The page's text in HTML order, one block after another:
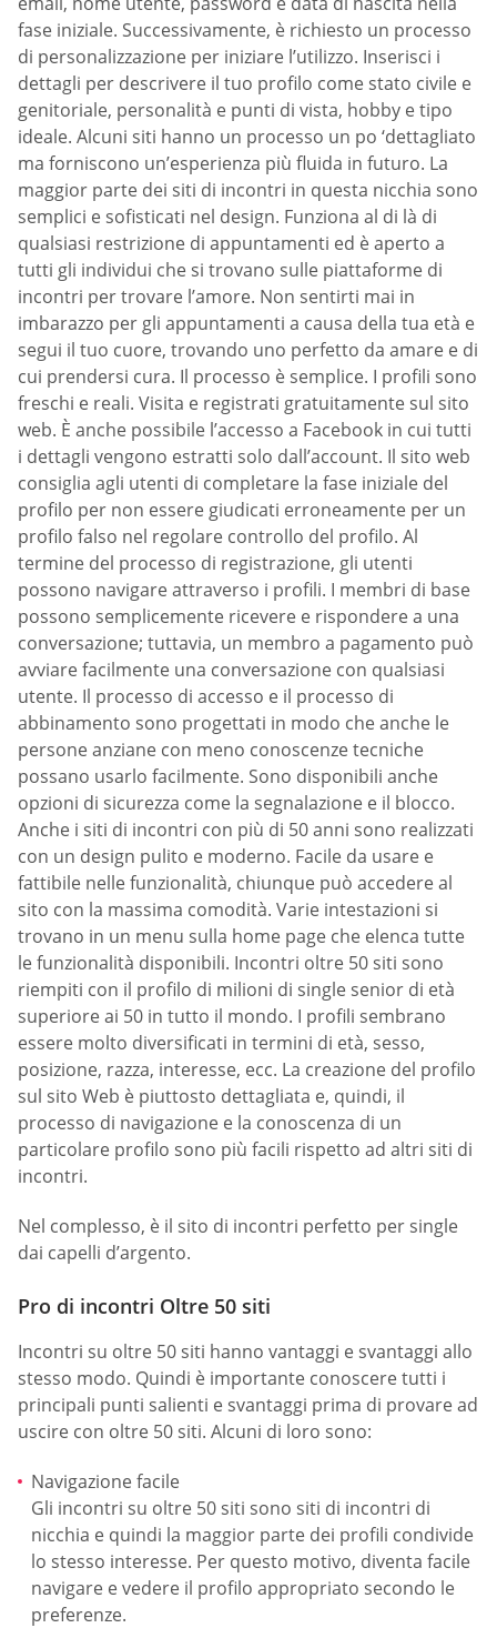
fase iniziale. Successivamente, è richiesto un processo
di personalizzazione per iniziare l’utilizzo. Inserisci i
dettagli per descrivere il tuo profilo come stato civile e
genitoriale, personalità e punti di vista, hobby e tipo
ideale. Alcuni siti hanno un processo un po ‘dettagliato
ma forniscono un’esperienza più fluida in futuro. La
maggior parte dei siti di incontri in questa nicchia sono
semplici e sofisticati nel design. Funziona al di là di
qualsiasi restrizione di appuntamenti ed è aperto a
tutti gli individui che si trovano sulle piattaforme di
incontri per trovare l’amore. Non sentirti mai in
imbarazzo per gli appuntamenti a causa della tua età e
segui il tuo cuore, trovando uno perfetto da amare e di
cui prendersi cura. Il processo è semplice. I profili sono
freschi e reali. Visita e registrati gratuitamente sul sito
web. È anche possibile l’accesso a Facebook in cui tutti
i dettagli vengono estratti solo dall’account. Il sito web
consiglia agli utenti di completare la fase iniziale del
profilo per non essere giudicati erroneamente per un
profilo falso nel regolare controllo del profilo. Al
termine del processo di registrazione, gli utenti
possono navigare attraverso i profili. I membri di base
possono semplicemente ricevere e rispondere a una
conversazione; tuttavia, un membro a pagamento può
avviare facilmente una conversazione con qualsiasi
utente. Il processo di accesso e il processo di
abbinamento sono progettati in modo che anche le
persone anziane con meno conoscenze tecniche
possano usarlo facilmente. Sono disponibili anche
opzioni di sicurezza come la segnalazione e il blocco.
Anche i siti di incontri con più di 50 anni sono realizzati
con un design pulito e moderno. Facile da usare e
fattibile nelle funzionalità, chiunque può accedere al
sito con la massima comodità. Varie intestazioni si
trovano in un menu sulla home page che elenca tutte
le funzionalità disponibili. Incontri oltre 50 siti sono
riempiti con il profilo di milioni di single senior di età
superiore ai 50 in tutto il mondo. I profili sembrano
essere molto diversificati in termini di età, sesso,
posizione, razza, interesse, ecc. La creazione del profilo
sul sito Web è piuttosto dettagliata e, quindi, il
processo di navigazione e la conoscenza di un
particolare profilo sono più facili rispetto ad altri siti di
incontri.
Nel complesso, è il sito di incontri perfetto per single
dai capelli d’argento.
Pro di incontri Oltre 50 siti
Incontri su oltre 50 siti hanno vantaggi e svantaggi allo
stesso modo. Quindi è importante conoscere tutti i
principali punti salienti e svantaggi prima di provare ad
uscire con oltre 50 siti. Alcuni di loro sono:
Navigazione facile
Gli incontri su oltre 50 siti sono siti di incontri di
nicchia e quindi la maggior parte dei profili condivide
lo stesso interesse. Per questo motivo, diventa facile
navigare e vedere il profilo appropriato secondo le
preferenze.